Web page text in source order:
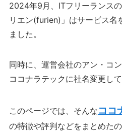
2024年9月、ITフリーランス
リエン(furien)」はサービス名
ました。
同時に、運営会社のアン・コ
ココナラテックに社名変更して
このページでは、そんなココ
の特徴や評判などをまとめた